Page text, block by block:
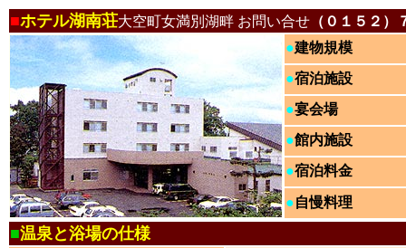
■ホテル湖南荘大空町女満別湖畔 お問い合せ （０１５２）
●建物規模
●宿泊施設
●宴会場
●館内施設
●宿泊料金
●自慢料理
■温泉と浴場の仕様